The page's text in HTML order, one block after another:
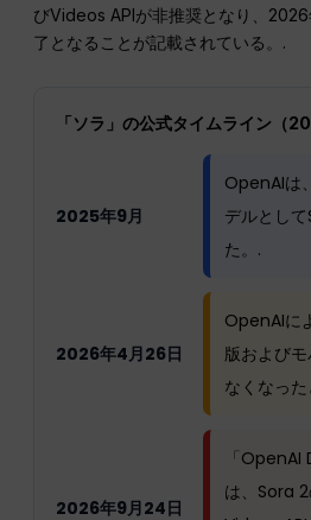
びVideos APIが非推奨となり、
了となることが記載されている。.
「ソラ」の公式タイムライン（
2025年9月
OpenAIは
デルとし
た。.
2026年4月26日
OpenAIに
版および
なくなっ
2026年9月24日
「
は、Sora